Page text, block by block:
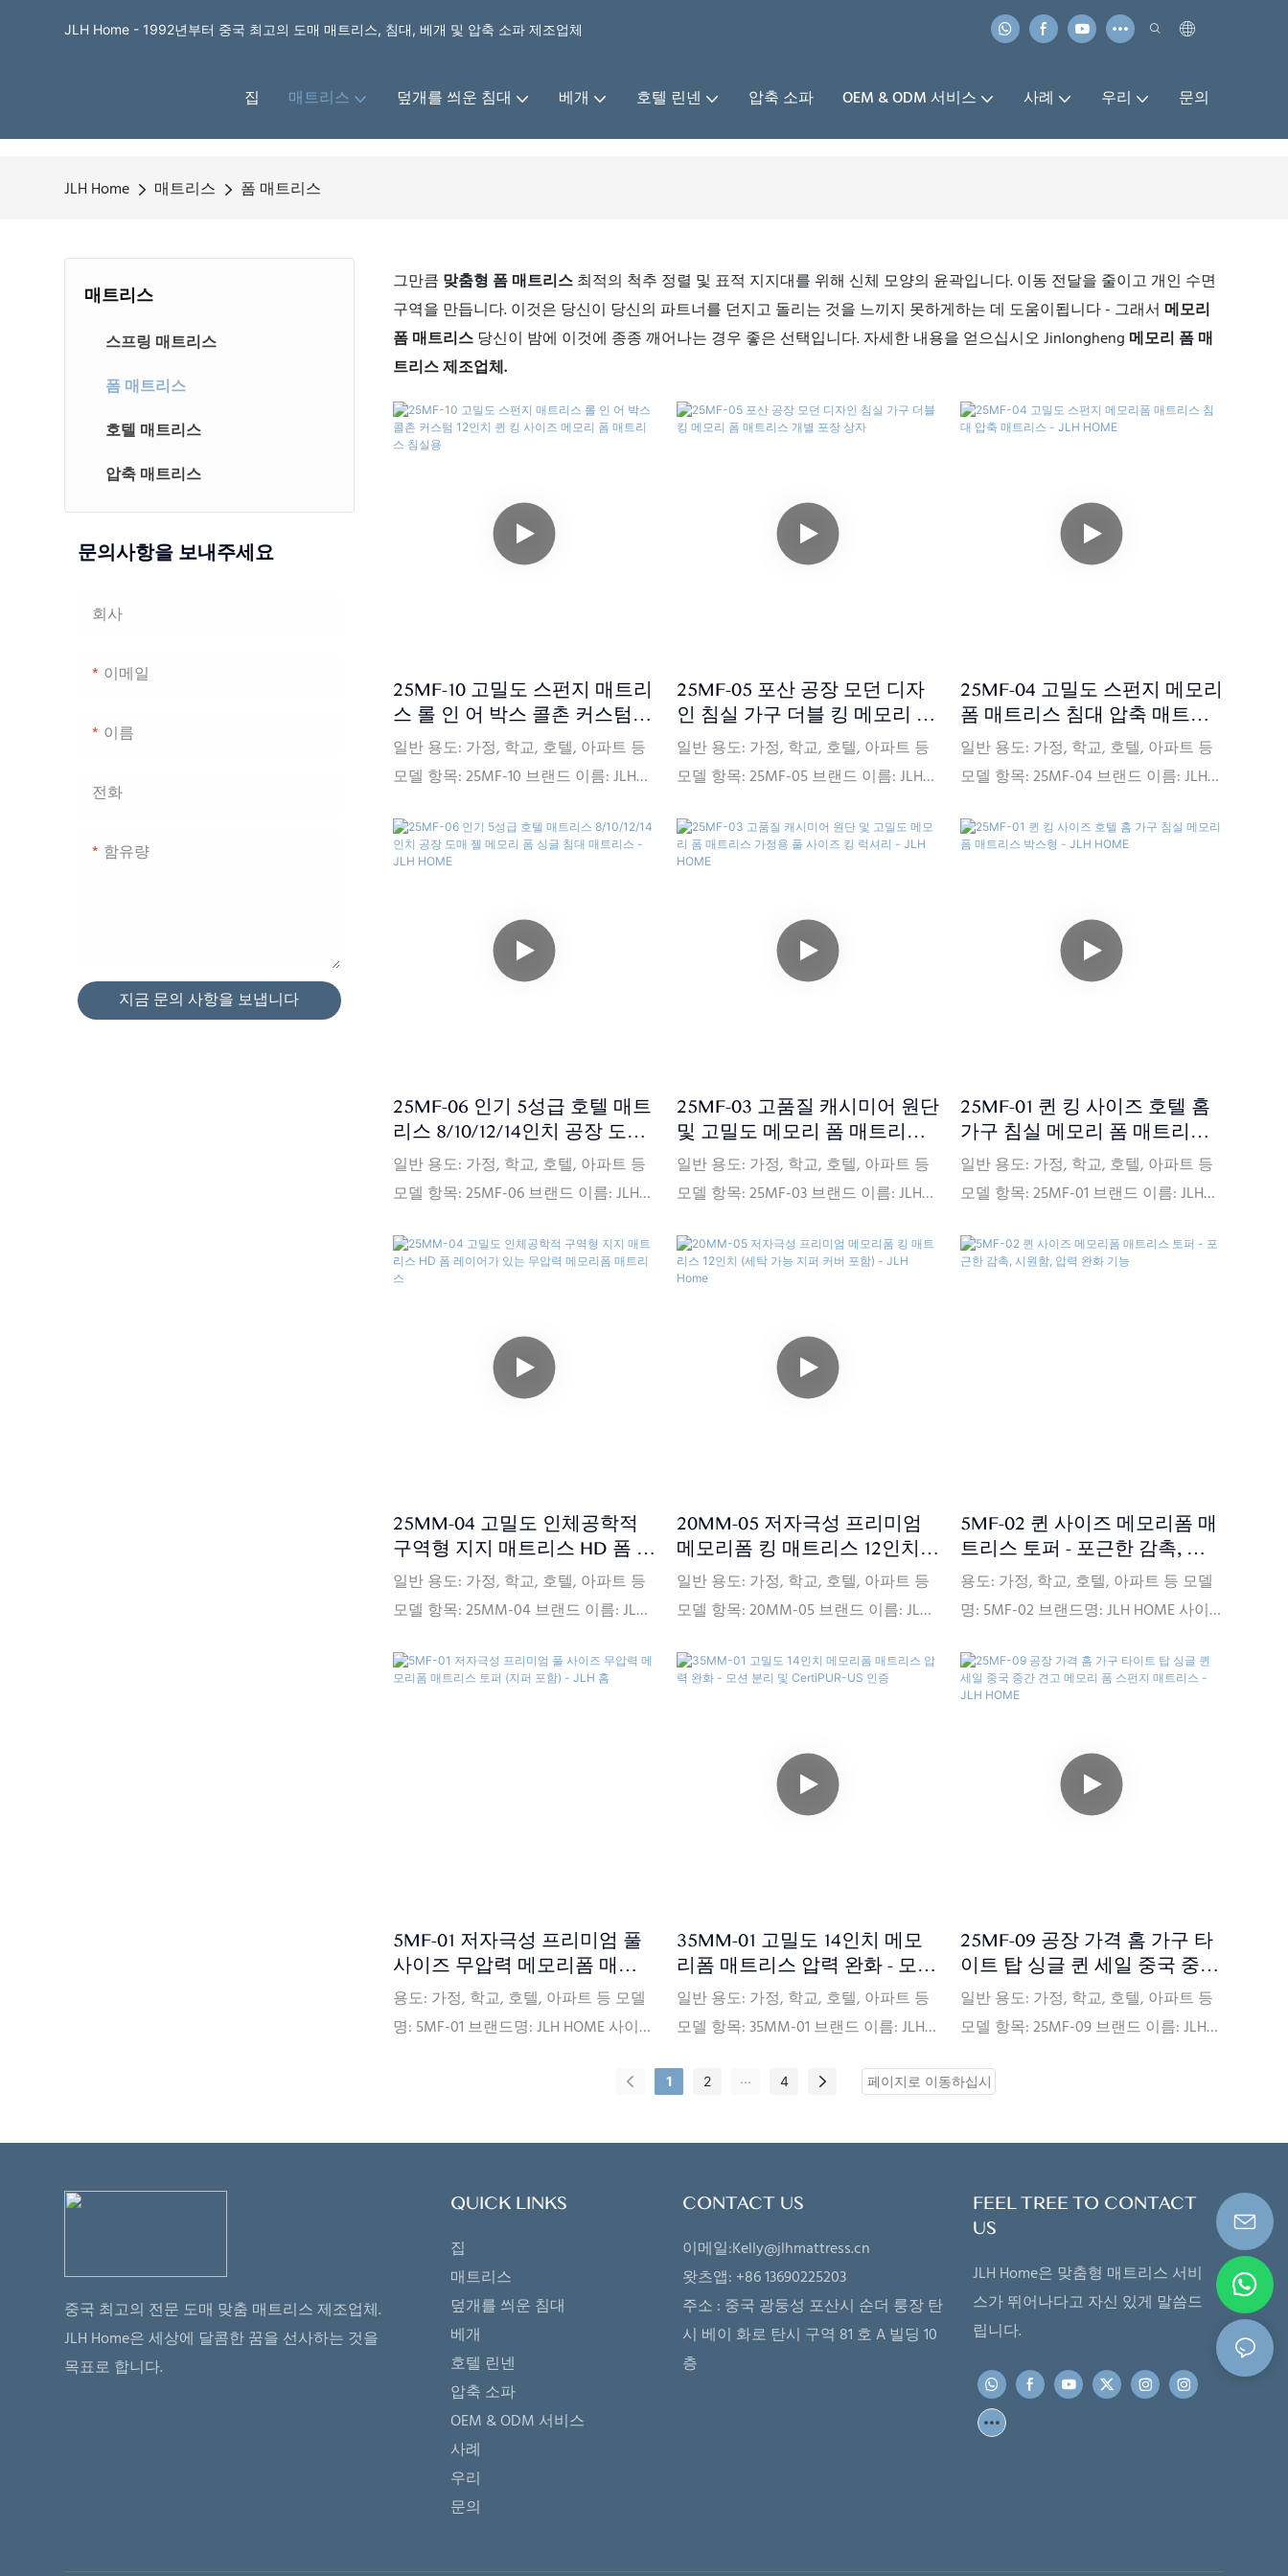
JLH Home - 1992년부터 중국 최고의 도매 매트리스, 침대, 베개 및 압축 소파 제조업체
집 매트리스 덮개를 씌운 침대 베개 호텔 린넨 압축 소파 OEM & ODM 서비스 사례 우리 문의
JLH Home 매트리스 폼 매트리스
매트리스
스프링 매트리스
폼 매트리스
호텔 매트리스
압축 매트리스
문의사항을 보내주세요
회사
이메일
이름
전화
함유량
지금 문의 사항을 보냅니다
그만큼 맞춤형 폼 매트리스최적의 척추 정렬 및 표적 지지대를 위해 신체 모양의 윤곽입니다. 이동 전달을 줄이고 개인 수면
구역을 만듭니다. 이것은 당신이 당신의 파트너를 던지고 돌리는 것을 느끼지 못하게하는 데 도움이됩니다 - 그래서 메모리
폼 매트리스당신이 밤에 이것에 종종 깨어나는 경우 좋은 선택입니다. 자세한 내용을 얻으십시오 Jinlongheng 메모리 폼 매
트리스 제조업체.
25MF-10 고밀도 스펀지 매트리
스 롤 인 어 박스 콜촌 커스텀 12
인치 퀸 킹 사이즈 메모리 폼 매
트리스 침실용
일반 용도: 가정, 학교, 호텔, 아파트 등
모델 항목: 25MF-10 브랜드 이름: JLH
경도: Comfort Medium 공급 능력:
90000pcs/month 보증: 10년 보증 최소
격 조건: FOB, C<000000>F, CIF(선택 사
항) 지불 조건: L/CT/T(선택 사항) 포장
세부 정보: PVC 가방, 판지 상자, 평평한
부터 주문한 제품의 유형과 수량에 따
라 30일 이내에 제품을 배송합니다.
25MF-05 포산 공장 모던 디자
인 침실 가구 더블 킹 메모리 폼
매트리스 개별 포장 상자
일반 용도: 가정, 학교, 호텔, 아파트 등
모델 항목: 25MF-05 브랜드 이름: JLH
경도: Comfort Medium 공급 능력:
90000pcs/month 보증: 10년 보증 최소
격 조건: FOB, C<000000>F, CIF(선택 사
항) 지불 조건: L/CT/T(선택 사항) 포장
세부 정보: PVC 가방, 판지 상자, 평평한
부터 주문한 제품의 유형과 수량에 따
라 30일 이내에 제품을 배송합니다.
25MF-04 고밀도 스펀지 메모리
폼 매트리스 침대 압축 매트리
스 - JLH HOME
일반 용도: 가정, 학교, 호텔, 아파트 등
모델 항목: 25MF-04 브랜드 이름: JLH
경도: Comfort Medium 공급 능력:
격 조건: FOB, C<000000>F, CIF(선택 사
항) 지불 조건: L/CT/T(선택 사항) 포장
세부 정보: PVC 가방, 판지 상자, 평평한
부터 주문한 제품의 유형과 수량에 따
라 30일 이내에 제품을 배송합니다.
25MF-06 인기 5성급 호텔 매트
리스 8/10/12/14인치 공장 도매
젤 메모리 폼 싱글 침대 매트리
스 - JLH HOME
일반 용도: 가정, 학교, 호텔, 아파트 등
모델 항목: 25MF-06 브랜드 이름: JLH
경도: Comfort Medium 공급 능력:
90000pcs/month 보증: 10년 보증 최소
격 조건: FOB, C<000000>F, CIF(선택 사
항) 지불 조건: L/CT/T(선택 사항) 포장
세부 정보: PVC 가방, 판지 상자, 평평한
부터 주문한 제품의 유형과 수량에 따
라 30일 이내에 제품을 배송합니다.
25MF-03 고품질 캐시미어 원단
및 고밀도 메모리 폼 매트리스
가정용 풀 사이즈 킹 럭셔리 -
JLH HOME
일반 용도: 가정, 학교, 호텔, 아파트 등
모델 항목: 25MF-03 브랜드 이름: JLH
경도: Comfort Medium 공급 능력:
90000pcs/month 보증: 10년 보증 최소
격 조건: FOB, C<000000>F, CIF(선택 사
항) 지불 조건: L/CT/T(선택 사항) 포장
세부 정보: PVC 가방, 판지 상자, 평평한
터 주문한 제품의 유형과 수량에 따라
30일 이내에 제품을 배송합니다.
25MF-01 퀸 킹 사이즈 호텔 홈
가구 침실 메모리 폼 매트리스
박스형 - JLH HOME
일반 용도: 가정, 학교, 호텔, 아파트 등
모델 항목: 25MF-01 브랜드 이름: JLH
경도: Comfort Medium 공급 능력:
부터 주문한 제품의 유형과 수량에 따
라 30일 이내에 제품을 배송합니다.
25MM-04 고밀도 인체공학적
구역형 지지 매트리스 HD 폼 레
이어가 있는 무압력 메모리폼
매트리스
일반 용도: 가정, 학교, 호텔, 아파트 등
모델 항목: 25MM-04 브랜드 이름: JLH
러운 경도: 편안한 중간 공급 능력:
제품의 유형과 수량에 따라 30일 이내
에 제품을 배송합니다.
20MM-05 저자극성 프리미엄
메모리폼 킹 매트리스 12인치
(세탁 가능 지퍼 커버 포함) -
JLH Home
일반 용도: 가정, 학교, 호텔, 아파트 등
모델 항목: 20MM-05 브랜드 이름: JLH
러운 경도: 편안한 중간 공급 능력:
조건: FOB, C&F, CIF(선택 사항) 지불 조
건: L/CT/T(선택 사항) 포장 세부 정보:
PVC 가방, 판지 상자, 평평한 나무 팔레
제품의 유형과 수량에 따라 30일 이내
에 제품을 배송합니다.
5MF-02 퀸 사이즈 메모리폼 매
트리스 토퍼 - 포근한 감촉, 시
원함, 압력 완화 기능
용도: 가정, 학교, 호텔, 아파트 등 모델
명: 5MF-02 브랜드명: JLH HOME 사이
한 중간 공급 능력: 월 10만 개 보증: 10
년 보증 최소 주문량: 20피트 컨테이너
제 조건: L/CT/T (선택 사항) 포장 상세:
PVC 백, 골판지 상자, 평판형 목재 팔레
트 인증: ISPA, CFR1633, BS7177, BSCI,
5MF-01 저자극성 프리미엄 풀
사이즈 무압력 메모리폼 매트
리스 토퍼 (지퍼 포함) - JLH 홈
용도: 가정, 학교, 호텔, 아파트 등 모델
명: 5MF-01 브랜드명: JLH HOME 사이
한 중간 공급 능력: 월 10만 개 보증: 10
가격 조건: FOB, C&F, CIF (선택 사항) 결
PVC 백, 골판지 상자, 평판형 목재 팔레
SQP, Oeko-Tex, CertiPUR-US, FSC, ECO
배송: 보증금 수령일로부터 주문하신
제품 종류 및 수량에 따라 30일 이내에
배송됩니다.
35MM-01 고밀도 14인치 메모
리폼 매트리스 압력 완화 - 모션
분리 및 CertiPUR-US 인증
일반 용도: 가정, 학교, 호텔, 아파트 등
모델 항목: 35MM-01 브랜드 이름: JLH
러운 경도: 편안한 중간 공급 능력:
량: 20피트 컨테이너(대략 150개) 가격
건: L/CT/T(선택 사항) 포장 세부 정보:
트 인증서: ISPA, CFR1633, BS7177, BSCI,
SQP, Oeko-Tex, CertiPUR-US, FSC, ECO
배송: 보증금을 받은 날짜부터 주문한
제품의 유형과 수량에 따라 30일 이내
에 제품을 배송합니다.
25MF-09 공장 가격 홈 가구 타
이트 탑 싱글 퀸 세일 중국 중간
견고 메모리 폼 스펀지 매트리
스 - JLH HOME
일반 용도: 가정, 학교, 호텔, 아파트 등
모델 항목: 25MF-09 브랜드 이름: JLH
경도: Comfort Medium 공급 능력:
주문: 20피트 컨테이너(대략 150개) 가
항) 지불 조건: L/CT/T(선택 사항) 포장
세부 정보: PVC 가방, 판지 상자, 평평한
BS7177, BSCI, SQP, Oeko-Tex, CertiPUR-
US, FSC, ECO 배송: 보증금을 받은 날짜
부터 주문한 제품의 유형과 수량에 따
라 30일 이내에 제품을 배송합니다.
1 2 ... 4
중국 최고의 전문 도매 맞춤 매트리스 제조업체.
JLH Home은 세상에 달콤한 꿈을 선사하는 것을
목표로 합니다.
QUICK LINKS
집
매트리스
덮개를 씌운 침대
베개
호텔 린넨
압축 소파
OEM & ODM 서비스
사례
우리
문의
CONTACT US
이메일:Kelly@jlhmattress.cn
왓츠앱: +86 13690225203
주소 : 중국 광둥성 포산시 순더 룽장 탄
시 베이 화로 탄시 구역 81 호 A 빌딩 10
층
FEEL TREE TO CONTACT
US
JLH Home은 맞춤형 매트리스 서비
스가 뛰어나다고 자신 있게 말씀드
립니다.